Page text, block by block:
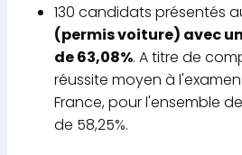
130 candidats présentés
(permis voiture) avec
de 63,08%. A titre de
réussite moyen à
France, pour l'ensemble
de 58,25%.